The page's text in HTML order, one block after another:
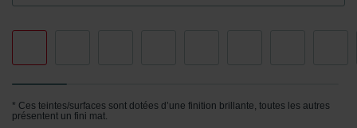
* Ces teintes/surfaces sont dotées d’une finition brillante, toutes les autres
présentent un fini mat.